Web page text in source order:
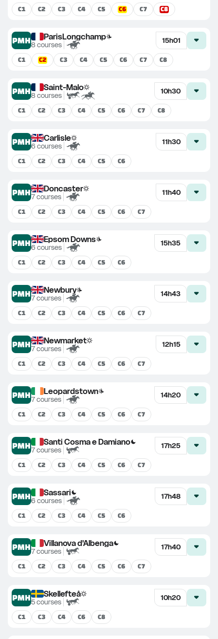
C1 C2 C3 C4 C5 C6 C7 C8
PMH ParisLongchamp
8 courses 15h01
C1 C2 C3 C4 C5 C6 C7 C8
PMH Saint-Malo
8 courses 10h30
C1 C2 C3 C4 C5 C6 C7 C8
PMH Carlisle
6 courses 11h30
C1 C2 C3 C4 C5 C6
PMH Doncaster
7courses 11h40
C1 C2 C3 C4 C5 C6 C7
PMH Epsom Downs
6 courses 15h35
C1 C2 C3 C4 C5 C6
PMH Newbury
7courses 14h43
C1 C2 C3 C4 C5 C6 C7
PMH Newmarket
7courses 12h15
C1 C2 C3 C4 C5 C6 C7
PMH Leopardstown
7courses 14h20
C1 C2 C3 C4 C5 C6 C7
PMH Santi Cosma e Damiano
7courses 17h25
C1 C2 C3 C4 C5 C6 C7
PMH Sassari
6 courses 17h48
C1 C2 C3 C4 C5 C6
PMH Villanova d'Albenga
7courses 17h40
C1 C2 C3 C4 C5 C6 C7
PMH Skellefteå
5courses 10h20
C1 C3 C4 C6 C8